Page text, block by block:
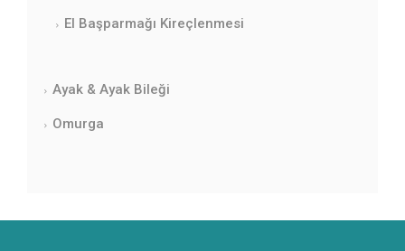
El Başparmağı Kireçlenmesi
Ayak & Ayak Bileği
Omurga